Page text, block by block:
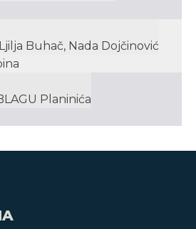
Buhač, Nada Dojčinović
Planinića